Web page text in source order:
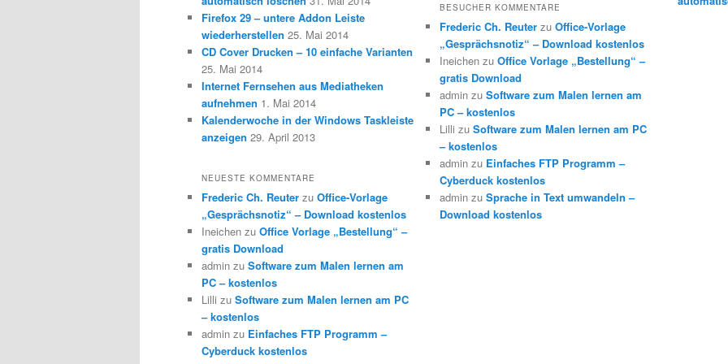
Firefox 29 – untere Addon Leiste
wiederherstellen 25. Mai 2014
CD Cover Drucken – 10 einfache Varianten
25. Mai 2014
Internet Fernsehen aus Mediatheken
aufnehmen 1. Mai 2014
Kalenderwoche in der Windows Taskleiste
anzeigen 29. April 2013
NEUESTE KOMMENTARE
Frederic Ch. Reuter zu Office-Vorlage
„Gesprächsnotiz“ – Download kostenlos
Ineichen zu Office Vorlage „Bestellung“ –
gratis Download
admin zu Software zum Malen lernen am
PC – kostenlos
Lilli zu Software zum Malen lernen am PC
– kostenlos
admin zu Einfaches FTP Programm –
Cyberduck kostenlos
BESUCHER KOMMENTARE
Frederic Ch. Reuterzu Office-Vorlage
„Gesprächsnotiz“ – Download kostenlos
Ineichenzu Office Vorlage „Bestellung“ –
gratis Download
adminzu Software zum Malen lernen am
PC – kostenlos
Lilli zu Software zum Malen lernen am PC
– kostenlos
adminzu Einfaches FTP Programm –
Cyberduck kostenlos
adminzu Sprache in Text umwandeln –
Download kostenlos